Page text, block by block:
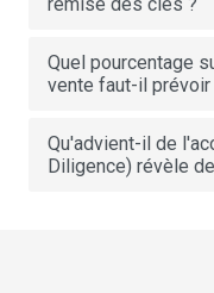
Quel pourcentage
vente faut-il
Qu'advient-il de
Diligence) révèle